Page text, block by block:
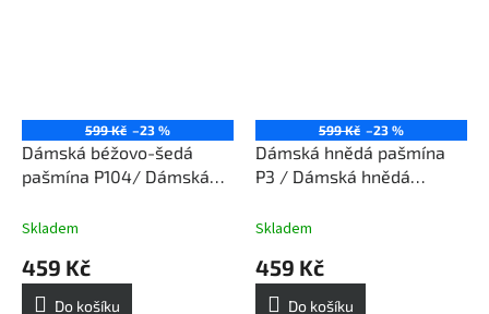
599 Kč –23 %
Dámská béžovo-šedá
pašmína P104/ Dámská
šála
Skladem
459 Kč
Do košíku
599 Kč –23 %
Dámská hnědá pašmína
P3 / Dámská hnědá
Skladem
459 Kč
Do košíku